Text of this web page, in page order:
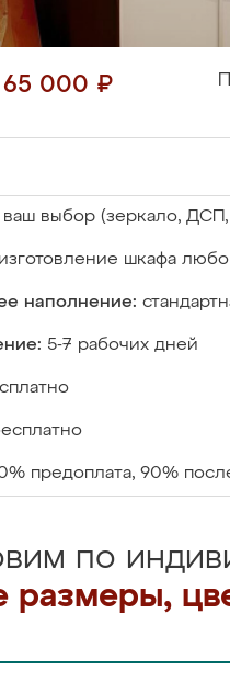
65 000 ₽
ваш выбор (зеркало,
изготовление шкафа
наполнение:
5-7 рабочих дней
предоплата, 90%
по